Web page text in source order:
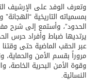
وتعرف الوفد على الإرشيف
بمسمياته التاريخية
الحدود”، وأستمع إلى شرح
يرتديها ضباط وأفراد حرس
عبر الحقب الماضية حتى
مروراً بقسم الأمن والحماية،
وقوة الأمن البحرية الخاصة،
النسائية.